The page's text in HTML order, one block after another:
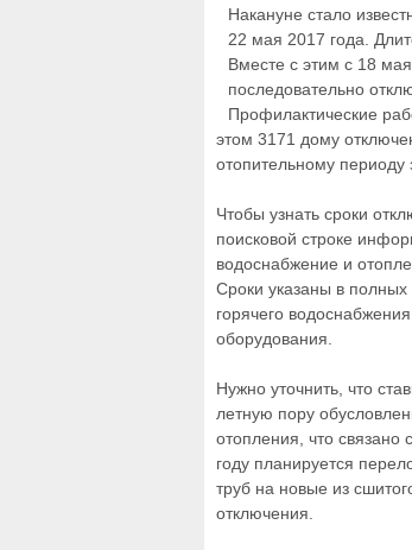
Накануне стало
22 мая 2017 года.
Вместе с этим с 18
последовательно
Профилактические
этом 3171 дому
отопительному периоду
Чтобы узнать сроки
поисковой строке
водоснабжение и
Сроки указаны в
горячего
оборудования.
Нужно уточнить, что
летную пору
отопления, что связано
году планируется
труб на новые из
отключения.